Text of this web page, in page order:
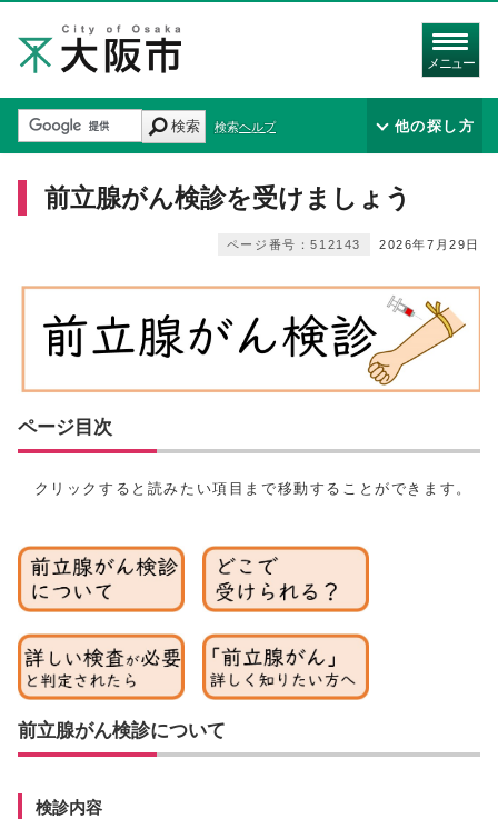
メニュー
検索 検索ヘルプ 他の探し方
前立腺がん検診を受けましょう
2026年7月29日
ページ番号：512143
ページ目次
クリックすると読みたい項目まで移動することができます。
前立腺がん検診について
検診内容